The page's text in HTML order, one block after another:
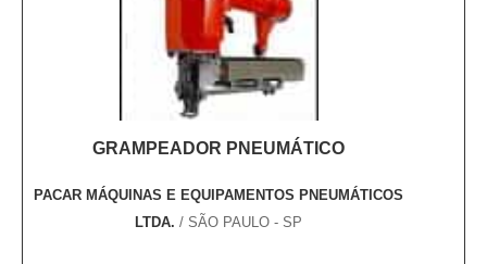
GRAMPEADOR PNEUMÁTICO
PACAR MÁQUINAS E EQUIPAMENTOS PNEUMÁTICOS
LTDA. / SÃO PAULO - SP